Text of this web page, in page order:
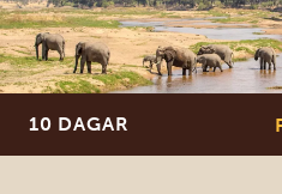
10 DAGAR